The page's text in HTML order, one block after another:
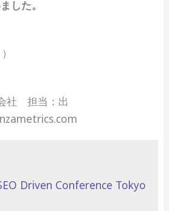
した。
社 担当：出
Driven Conference Tokyo